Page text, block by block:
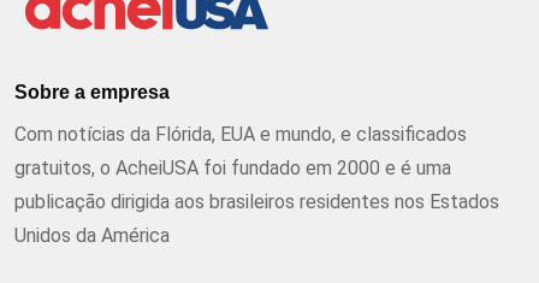
Sobre a empresa
Com notícias da Flórida, EUA e mundo, e classificados
gratuitos, o AcheiUSA foi fundado em 2000 e é uma
publicação dirigida aos brasileiros residentes nos Estados
Unidos da América